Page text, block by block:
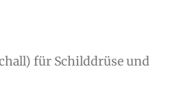
für Schilddrüse und